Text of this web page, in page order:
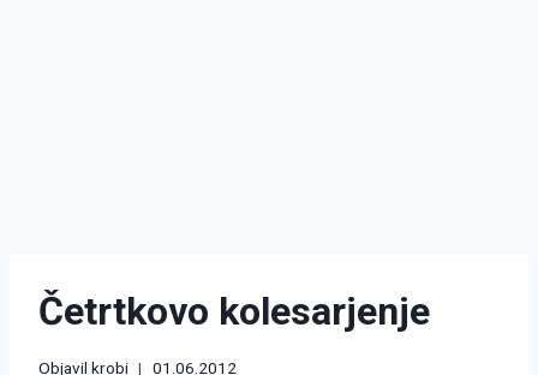
Četrtkovo kolesarjenje
Objavil krobi 01.06.2012